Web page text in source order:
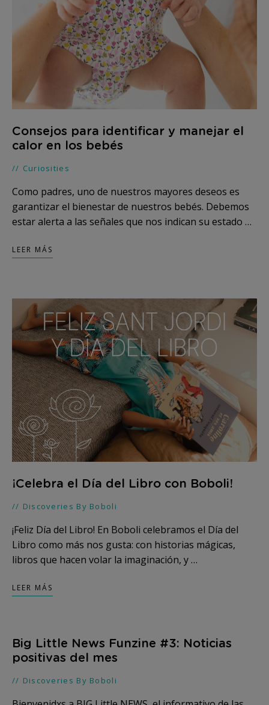
Consejos para identificar y manejar el
calor en los bebés
Curiosities
Como padres, uno de nuestros mayores deseos es
garantizar el bienestar de nuestros bebés. Debemos
estar alerta a las señales que nos indican su estado …
LEER MÁS
¡Celebra el Día del Libro con Boboli!
Discoveries By Boboli
¡Feliz Día del Libro! En Boboli celebramos el Día del
Libro como más nos gusta: con historias mágicas,
libros que hacen volar la imaginación, y …
LEER MÁS
Big Little News Funzine #3: Noticias
positivas del mes
Discoveries By Boboli